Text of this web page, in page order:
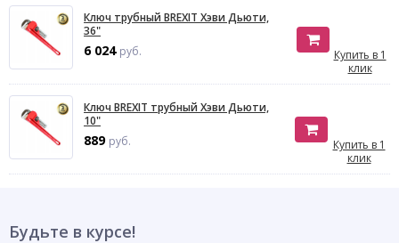
Ключ трубный BREXIT Хэви Дьюти,
36"
6 024 руб.
Купить в 1
клик
Ключ BREXIT трубный Хэви Дьюти,
10"
889 руб.
Купить в 1
клик
Будьте в курсе!